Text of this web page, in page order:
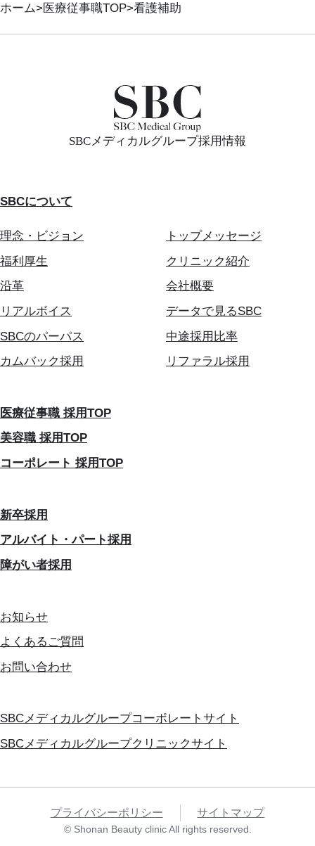
ホーム 医療従事職TOP 看護補助
SBCメディカルグループ採用情報
SBCについて
理念・ビジョン
トップメッセージ
福利厚生
クリニック紹介
沿革
会社概要
リアルボイス
データで見るSBC
SBCのパーパス
中途採用比率
カムバック採用
リファラル採用
医療従事職 採用TOP
美容職 採用TOP
コーポレート 採用TOP
新卒採用
アルバイト・パート採用
障がい者採用
お知らせ
よくあるご質問
お問い合わせ
SBCメディカルグループコーポレートサイト
SBCメディカルグループクリニックサイト
プライバシーポリシー サイトマップ
© Shonan Beauty clinic All rights reserved.